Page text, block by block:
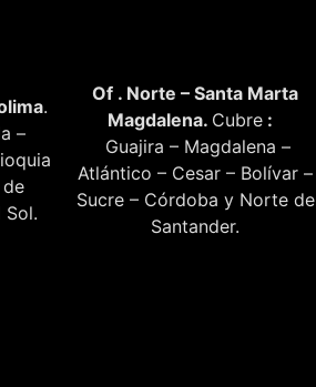
.
–
Of . Norte – Santa Marta
Magdalena. Cubre :
Guajira – Magdalena –
Atlántico – Cesar – Bolívar –
Sucre – Córdoba y Norte de
Santander.